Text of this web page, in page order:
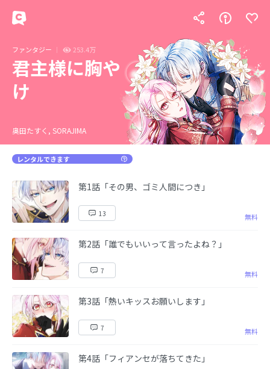
ファンタジー 253.4万
君主様に胸や
け
奥田たすく, SORAJIMA
レンタルできます
第1話「その男、ゴミ人間につき」
13 無料
第2話「誰でもいいって言ったよね？」
7 無料
第3話「熱いキッスお願いします」
7 無料
第4話「フィアンセが落ちてきた」